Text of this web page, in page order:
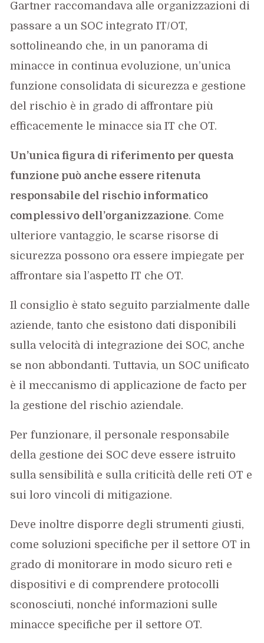
Gartner raccomandava alle organizzazioni di
passare a un SOC integrato IT/OT,
sottolineando che, in un panorama di
minacce in continua evoluzione, un’unica
funzione consolidata di sicurezza e gestione
del rischio è in grado di affrontare più
efficacemente le minacce sia IT che OT.
Un’unica figura di riferimento per questa
funzione può anche essere ritenuta
responsabile del rischio informatico
complessivo dell’organizzazione. Come
ulteriore vantaggio, le scarse risorse di
sicurezza possono ora essere impiegate per
affrontare sia l’aspetto IT che OT.
Il consiglio è stato seguito parzialmente dalle
aziende, tanto che esistono dati disponibili
sulla velocità di integrazione dei SOC, anche
se non abbondanti. Tuttavia, un SOC unificato
è il meccanismo di applicazione de facto per
la gestione del rischio aziendale.
Per funzionare, il personale responsabile
della gestione dei SOC deve essere istruito
sulla sensibilità e sulla criticità delle reti OT e
sui loro vincoli di mitigazione.
Deve inoltre disporre degli strumenti giusti,
come soluzioni specifiche per il settore OT in
grado di monitorare in modo sicuro reti e
dispositivi e di comprendere protocolli
sconosciuti, nonché informazioni sulle
minacce specifiche per il settore OT.